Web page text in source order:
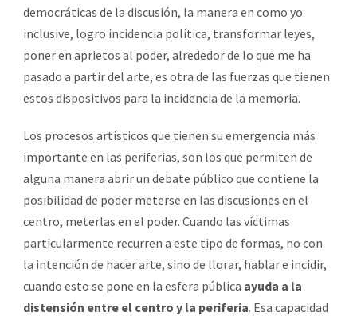
democráticas de la discusión, la manera en como yo
inclusive, logro incidencia política, transformar leyes,
poner en aprietos al poder, alrededor de lo que me ha
pasado a partir del arte, es otra de las fuerzas que tienen
estos dispositivos para la incidencia de la memoria.
Los procesos artísticos que tienen su emergencia más
importante en las periferias, son los que permiten de
alguna manera abrir un debate público que contiene la
posibilidad de poder meterse en las discusiones en el
centro, meterlas en el poder. Cuando las víctimas
particularmente recurren a este tipo de formas, no con
la intención de hacer arte, sino de llorar, hablar e incidir,
cuando esto se pone en la esfera pública ayuda a la
distensión entre el centro y la periferia. Esa capacidad